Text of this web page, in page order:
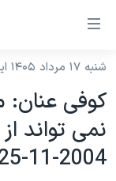
لینکهای
دسترسی
جهش
محتوای
اصلی
نسخه سبک
موضوع ها
برنامه های
شنبه ۱۷ مرداد ۱۴۰۵ ایران ۱۲:۲۱
کوفی عنان:
نمی تواند
2004-11-25